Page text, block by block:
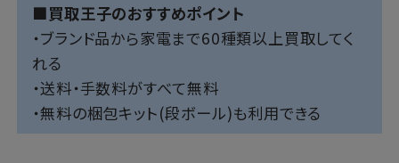
■買取王子のおすすめポイント
・ブランド品から家電まで60種類以上買取してく
れる
・送料・手数料がすべて無料
・無料の梱包キット(段ボール)も利用できる